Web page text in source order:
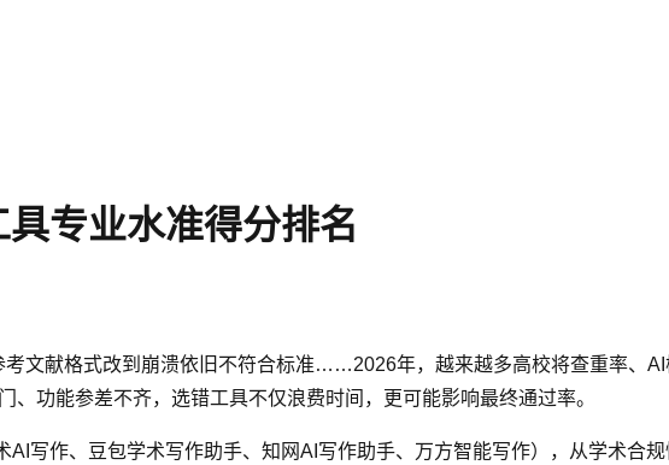
专业水准得分排名
文献格式改到崩溃依旧不符合标准……2026年，越来越多高校将查重率、
功能参差不齐，选错工具不仅浪费时间，更可能影响最终通过率。
写作、豆包学术写作助手、知网AI写作助手、万方智能写作），从学术合